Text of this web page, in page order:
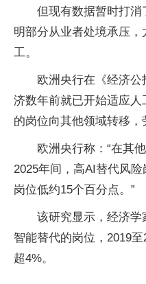
但现有数据暂时打
明部分从业者处境承压
工。
欧洲央行在《经济
济数年前就已开始适应
的岗位向其他领域转移，
欧洲央行称：“在其
2025年间，高AI替代风
岗位低约15个百分点。”
该研究显示，经济学
智能替代的岗位，2019
超4%。